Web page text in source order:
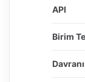
API
Birim